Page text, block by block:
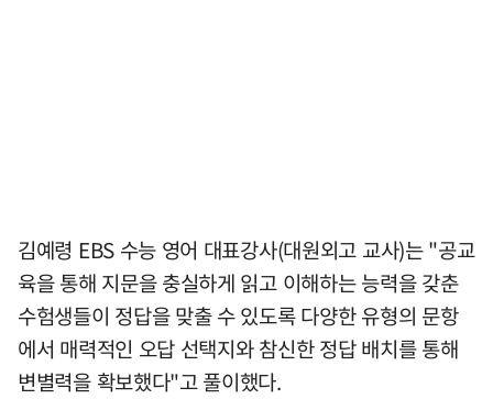
김예령 EBS 수능 영어 대표강사(대원외고 교사)는 "공교
육을 통해 지문을 충실하게 읽고 이해하는 능력을 갖춘
수험생들이 정답을 맞출 수 있도록 다양한 유형의 문항
에서 매력적인 오답 선택지와 참신한 정답 배치를 통해
변별력을 확보했다"고 풀이했다.